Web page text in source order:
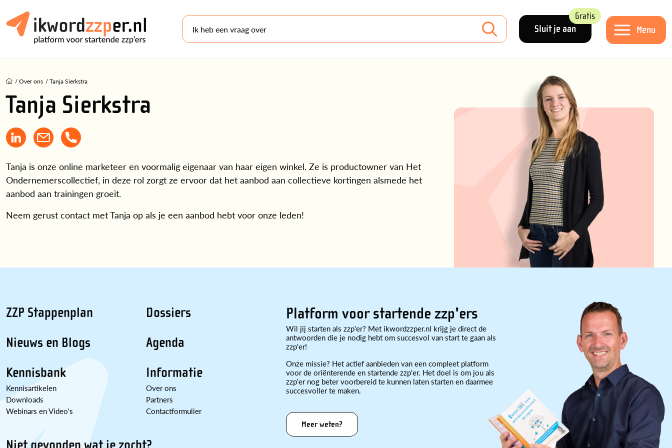
Sluit je aan
Gratis
Menu
Ik heb een vraag over
/Over ons /Tanja Sierkstra
Tanja Sierkstra
Tanja is onze online marketeer en voormalig eigenaar van haar eigen winkel. Ze is productowner van Het
Ondernemerscollectief, in deze rol zorgt ze ervoor dat het aanbod aan collectieve kortingen alsmede het
aanbod aan trainingen groeit.
Neem gerust contact met Tanja op als je een aanbod hebt voor onze leden!
ZZP Stappenplan
Nieuws en Blogs
Kennisbank
Kennisartikelen
Downloads
Webinars en Video's
Dossiers
Agenda
Informatie
Over ons
Partners
Contactformulier
Platform voor startende zzp'ers
Wil jij starten als zzp'er? Met ikwordzzper.nl krijg je direct de
antwoorden die je nodig hebt om succesvol van start te gaan als
zzp'er!
Onze missie? Het actief aanbieden van een compleet platform
voor de oriënterende en startende zzp'er. Het doel is om jou als
zzp'er nog beter voorbereid te kunnen laten starten en daarmee
succesvoller te maken.
Meer weten?